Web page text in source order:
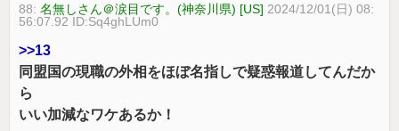
88:名無しさん＠涙目です。(神奈川県) [US] 2024/12/01(日) 08:
56:07.92 ID:Sq4ghLUm0
>>13
同盟国の現職の外相をほぼ名指しで疑惑報道してんだか
ら
いい加減なワケあるか！